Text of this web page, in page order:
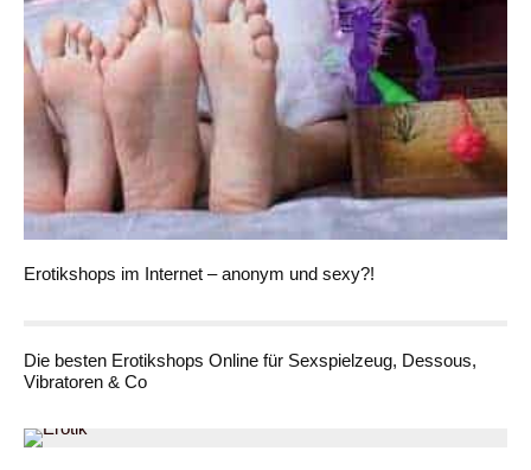
Erotikshops im Internet – anonym und sexy?!
Die besten Erotikshops Online für Sexspielzeug, Dessous,
Vibratoren & Co